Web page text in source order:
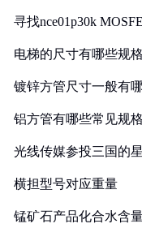
寻找nce01p30k
电梯的尺寸有哪些规格
镀锌方管尺寸一般有
铝方管有哪些常见规格
光线传媒参投三国的
横担型号对应重量
锰矿石产品化合水含